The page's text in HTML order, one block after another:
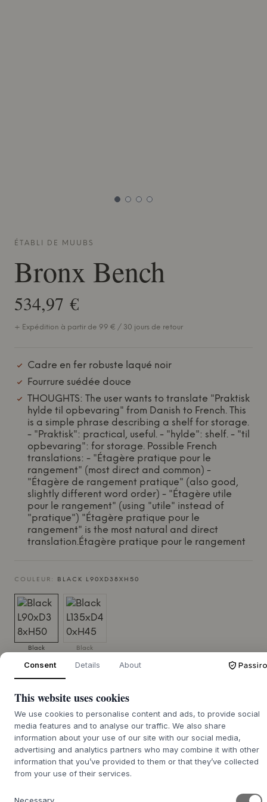
ÉTABLI DE MUUBS
Bronx Bench
534,97 €
+ Expédition à partir de 99 € / 30 jours de retour
Cadre en fer robuste laqué noir
Fourrure suédée douce
THOUGHTS: The user wants to translate "Praktisk
hylde til opbevaring" from Danish to French. This
is a simple phrase describing a shelf for storage.
- "Praktisk": practical, useful. - "hylde": shelf. - "til
opbevaring": for storage. Possible French
translations: - "Étagère pratique pour le
rangement" (most direct and common) -
"Étagère de rangement pratique" (also good,
slightly different word order) - "Étagère utile
pour le rangement" (using "utile" instead of
"pratique") "Étagère pratique pour le
rangement" is the most natural and direct
translation.Étagère pratique pour le rangement
COULEUR: BLACK L90XD38XH50
Black
Black
TAILLE:L90XD38XH50 CM
Commande en
souffrance : délai de
livraison d'environ 9 à 21
jours
Nous nous chargeons de vous le procurer
Consent Details About
This website uses cookies
We use cookies to personalise content and ads, to provide social
media features and to analyse our traffic. We also share
information about your use of our site with our social media,
advertising and analytics partners who may combine it with other
information that you’ve provided to them or that they’ve collected
from your use of their services.